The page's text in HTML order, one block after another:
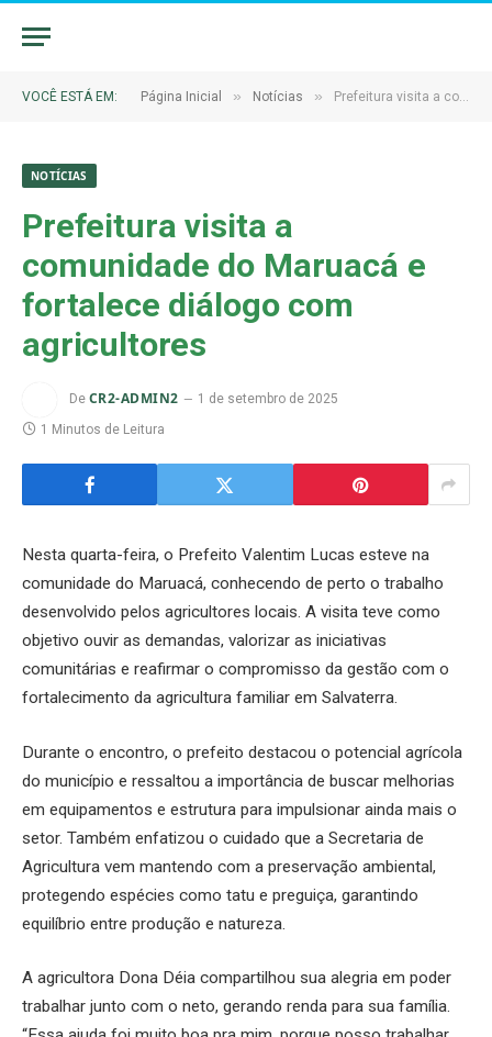
VOCÊ ESTÁ EM: Página Inicial » Notícias » Prefeitura visita a comunidade do Maruacá e fortalece diálogo com agricultores
NOTÍCIAS
Prefeitura visita a
comunidade do Maruacá e
fortalece diálogo com
agricultores
De CR2-ADMIN2
1 de setembro de 2025
1 Minutos de Leitura
Nesta quarta-feira, o Prefeito Valentim Lucas esteve na
comunidade do Maruacá, conhecendo de perto o trabalho
desenvolvido pelos agricultores locais. A visita teve como
objetivo ouvir as demandas, valorizar as iniciativas
comunitárias e reafirmar o compromisso da gestão com o
fortalecimento da agricultura familiar em Salvaterra.
Durante o encontro, o prefeito destacou o potencial agrícola
do município e ressaltou a importância de buscar melhorias
em equipamentos e estrutura para impulsionar ainda mais o
setor. Também enfatizou o cuidado que a Secretaria de
Agricultura vem mantendo com a preservação ambiental,
protegendo espécies como tatu e preguiça, garantindo
equilíbrio entre produção e natureza.
A agricultora Dona Déia compartilhou sua alegria em poder
trabalhar junto com o neto, gerando renda para sua família.